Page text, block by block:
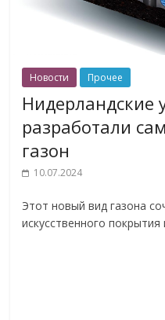
Новости Прочее
Нидерландские
разработали
газон
10.07.2024
Этот новый вид газона
искусственного